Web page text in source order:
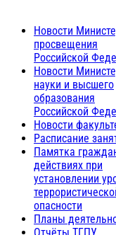
Новости
просвещения
Российской
Новости
науки и высшего
образования
Российской
Новости
Расписание
Памятка
действиях при
установлении
опасности
Планы